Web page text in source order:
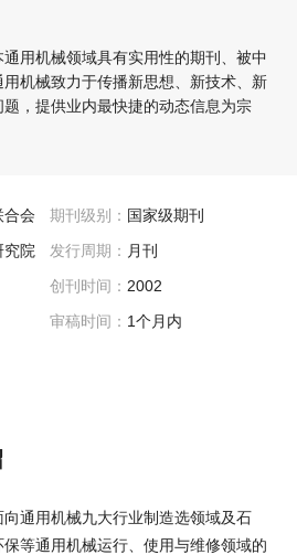
通用机械领域具有实用性的期刊、被中
机械致力于传播新思想、新技术、新
，提供业内最快捷的动态信息为宗
合会
究院
期刊级别： 国家级期刊
发行周期： 月刊
创刊时间： 2002
审稿时间： 1个月内
向通用机械九大行业制造选领域及石
等通用机械运行、使用与维修领域的